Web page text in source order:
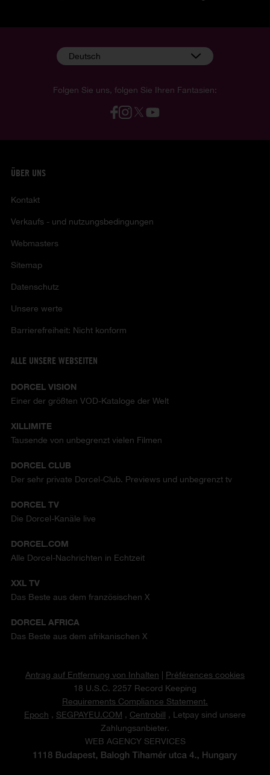
Folgen Sie uns, folgen Sie Ihren Fantasien:
Deutsch
ÜBER UNS
Kontakt
Verkaufs - und nutzungsbedingungen
Webmasters
Sitemap
Datenschutz
Unsere werte
Barrierefreiheit: Nicht konform
ALLE UNSERE WEBSEITEN
DORCEL VISION
Einer der größten VOD-Kataloge der Welt
XILLIMITE
Tausende von unbegrenzt vielen Filmen
DORCEL CLUB
Der sehr private Dorcel-Club. Previews und unbegrenzt tv
DORCEL TV
Die Dorcel-Kanäle live
DORCEL.COM
Alle Dorcel-Nachrichten in Echtzeit
XXL TV
Das Beste aus dem französischen X
DORCEL AFRICA
Das Beste aus dem afrikanischen X
Antrag auf Entfernung von Inhalten | Préférences cookies
18 U.S.C. 2257 Record Keeping
Requirements Compliance Statement.
Epoch , SEGPAYEU.COM , Centrobill , Letpay sind unsere
Zahlungsanbieter.
WEB AGENCY SERVICES